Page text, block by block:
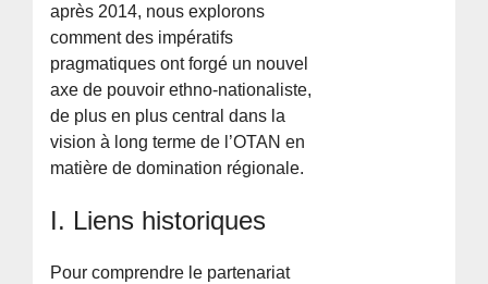
après 2014, nous explorons
comment des impératifs
pragmatiques ont forgé un nouvel
axe de pouvoir ethno-nationaliste,
de plus en plus central dans la
vision à long terme de l’OTAN en
matière de domination régionale.
I. Liens historiques
Pour comprendre le partenariat